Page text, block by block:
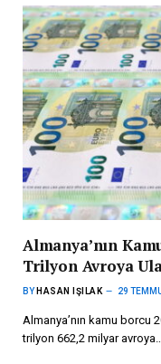
Almanya’nın
Trilyon Avroya
BY HASAN IŞILAK 29
Almanya’nın kamu borcu
trilyon 662,2 milyar